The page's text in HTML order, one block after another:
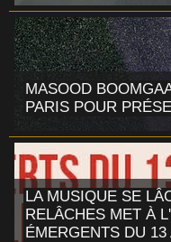
MASOOD
PARIS POUR
LA MUSIQUE SE
RELÂCHES MET À
ÉMERGENTS DU